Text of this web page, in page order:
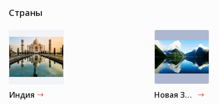
Страны
Индия Новая Зеландия